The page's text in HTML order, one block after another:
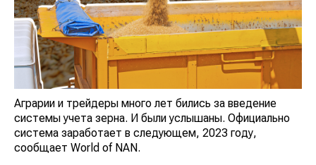
Аграрии и трейдеры много лет бились за введение
системы учета зерна. И были услышаны. Официально
система заработает в следующем, 2023 году,
сообщает World of NAN.